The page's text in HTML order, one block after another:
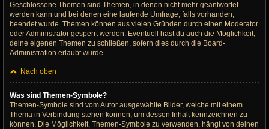
Geschlossene Themen sind Themen, in denen nicht mehr geantwortet
werden kann und bei denen eine laufende Umfrage, falls vorhanden,
beendet wurde. Themen können aus vielen Gründen durch einen Moderator
oder Administrator gesperrt werden. Eventuell hast du auch die Möglichkeit,
deine eigenen Themen zu schließen, sofern dies durch die Board-
Administration erlaubt wurde.
Nach oben
Was sind Themen-Symbole?
Themen-Symbole sind vom Autor ausgewählte Bilder, welche mit einem
Thema in Verbindung stehen können, um dessen Inhalt kennzeichnen zu
können. Die Möglichkeit, Themen-Symbole zu verwenden, hängt von deinen